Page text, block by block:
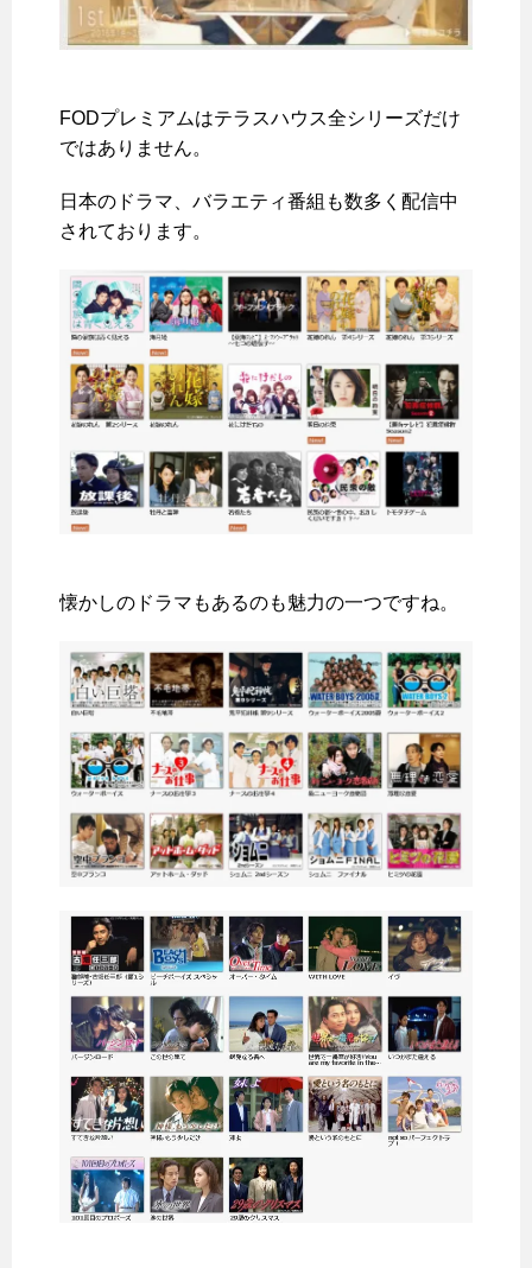
FODプレミアムはテラスハウス全シリーズだけ
ではありません。
日本のドラマ、バラエティ番組も数多く配信中
されております。
懐かしのドラマもあるのも魅力の一つですね。